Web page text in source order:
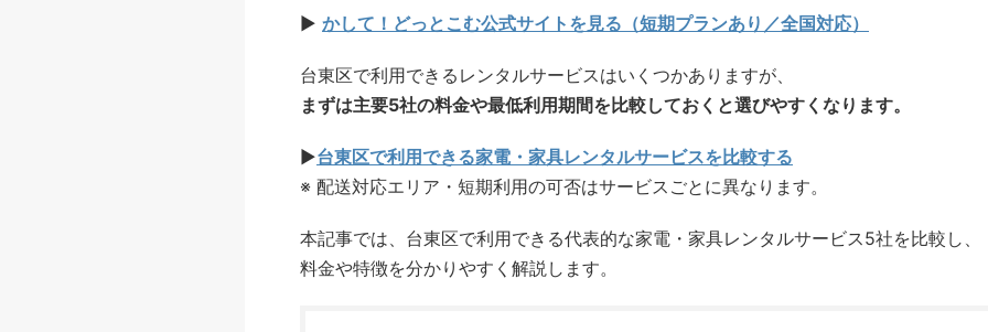
▶ かして！どっとこむ公式サイトを見る（短期プランあり／全国対応）
台東区で利用できるレンタルサービスはいくつかありますが、
まずは主要5社の料金や最低利用期間を比較しておくと選びやすくなります。
▶台東区で利用できる家電・家具レンタルサービスを比較する
※ 配送対応エリア・短期利用の可否はサービスごとに異なります。
本記事では、台東区で利用できる代表的な家電・家具レンタルサービス5社を比較し、
料金や特徴を分かりやすく解説します。